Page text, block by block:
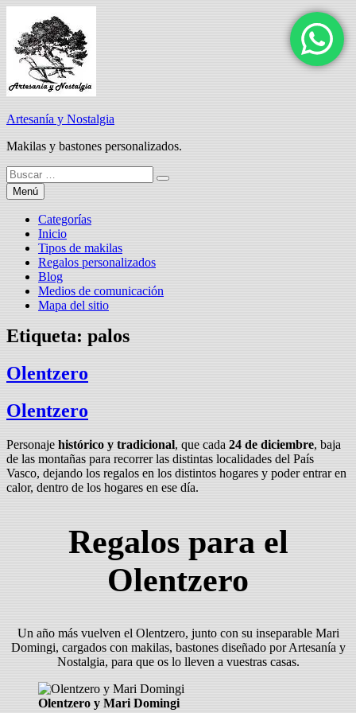
contenido
Artesanía y Nostalgia
Makilas y bastones personalizados.
Buscar:
Menú
Categorías
Inicio
Tipos de makilas
Regalos personalizados
Blog
Medios de comunicación
Mapa del sitio
Etiqueta: palos
Olentzero
Olentzero
Personaje histórico y tradicional, que cada 24 de diciembre, baja
de las montañas para recorrer las distintas localidades del País
Vasco, dejando los regalos en los distintos hogares y poder entrar en
calor, dentro de los hogares en ese día.
Regalos para el
Olentzero
Un año más vuelven el Olentzero, junto con su inseparable Mari
Domingi, cargados con makilas, bastones diseñado por Artesanía y
Nostalgia, para que os lo lleven a vuestras casas.
Olentzero y Mari Domingi